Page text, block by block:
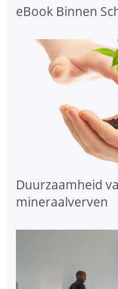
eBook Binnen
Duurzaamheid
mineraalverven